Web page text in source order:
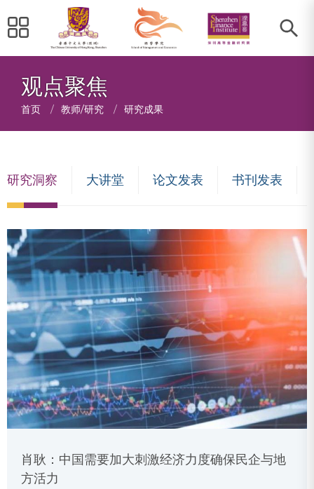
观点聚焦
面
屑
首页 / 教师/研究 / 研究成果
研究洞察 大讲堂 论文发表 书刊发表
肖耿：中国需要加大刺激经济力度确保民企与地
方活力